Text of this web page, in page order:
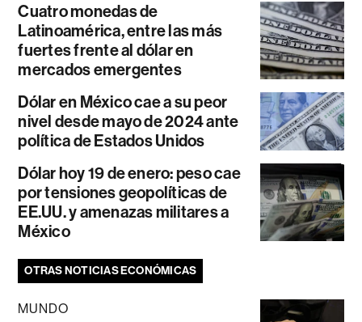
Cuatro monedas de
Latinoamérica, entre las más
fuertes frente al dólar en
mercados emergentes
Dólar en México cae a su peor
nivel desde mayo de 2024 ante
política de Estados Unidos
Dólar hoy 19 de enero: peso cae
por tensiones geopolíticas de
EE.UU. y amenazas militares a
México
OTRAS NOTICIAS ECONÓMICAS
MUNDO